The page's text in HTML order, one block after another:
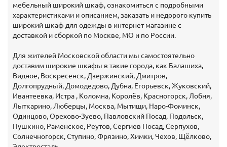
мебельный широкий шкаф, ознакомиться с подробными
характеристиками и описанием, заказать и недорого купить
широкий шкаф для одежды в интернет магазине с
доставкой и сборкой по Москве, МО и по России.
Для жителей Московской области мы самостоятельно
доставим широкие шкафы в такие города, как Балашиха,
Видное, Воскресенск, Дзержинский, Дмитров,
Долгопрудный, Домодедово, Дубна, Егорьевск, Жуковский,
Ивантеевка, Истра , Коломна, Королёв, Красногорск, Лобня,
Лыткарино, Люберцы, Москва, Мытищи, Наро-Фоминск,
Одинцово, Орехово-Зуево, Павловский Посад, Подольск,
Пушкино, Раменское, Реутов, Сергиев Посад, Серпухов,
Солнечногорск, Ступино, Фрязино, Химки, Чехов, Щёлково,